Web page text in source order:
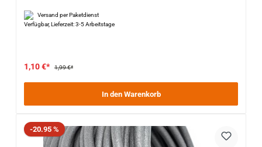
Versand per Paketdienst
Verfügbar, Lieferzeit: 3-5 Arbeitstage
1,10 €* 1,99 €*
In den Warenkorb
Rabatt
-20.95 %